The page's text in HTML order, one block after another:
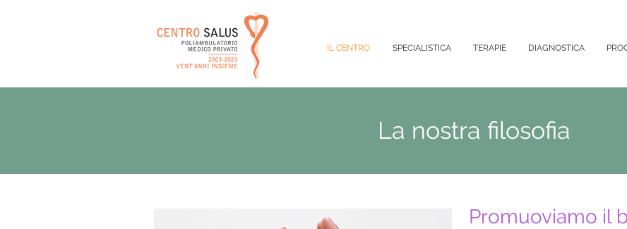
IL CENTRO SPECIALISTICA TERAPIE DIAGNOSTICA
La nostra filosofia
Promuoviamo il